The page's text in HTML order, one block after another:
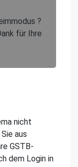
?
für Ihre
nicht
aus
GSTB-
dem Login in